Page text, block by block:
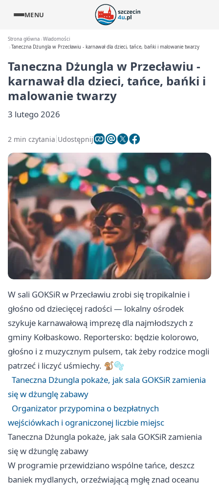
MENU
Strona główna Wiadomości
Taneczna Dżungla w Przecławiu - karnawał dla dzieci, tańce, bańki i malowanie twarzy
Taneczna Dżungla w Przecławiu -
karnawał dla dzieci, tańce, bańki i
malowanie twarzy
3 lutego 2026
2 min czytania Udostępnij
W sali GOKSiR w Przecławiu zrobi się tropikalnie i
głośno od dziecięcej radości — lokalny ośrodek
szykuje karnawałową imprezę dla najmłodszych z
gminy Kołbaskowo. Reportersko: będzie kolorowo,
głośno i z muzycznym pulsem, tak żeby rodzice mogli
patrzeć i liczyć uśmiechy. 🐒🫧
Taneczna Dżungla pokaże, jak sala GOKSiR zamienia
się w dżunglę zabawy
Organizator przypomina o bezpłatnych
wejściówkach i ograniczonej liczbie miejsc
Taneczna Dżungla pokaże, jak sala GOKSiR zamienia
się w dżunglę zabawy
W programie przewidziano wspólne tańce, deszcz
baniek mydlanych, orzeźwiającą mgłę znad oceanu